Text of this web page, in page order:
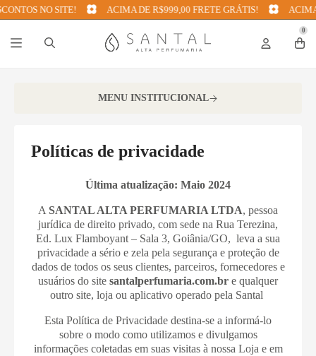
NO SITE! ACIMA DE R$999,00 FRETE GRÁTIS! ACIMA
0
MENU INSTITUCIONAL
Políticas de privacidade
Última atualização: Maio 2024
ASANTAL ALTA PERFUMARIA LTDA, pessoa
jurídica de direito privado, com sede na Rua Terezina,
Ed. Lux Flamboyant – Sala 3, Goiânia/GO, leva a sua
privacidade a sério e zela pela segurança e proteção de
dados de todos os seus clientes, parceiros, fornecedores e
usuários do site santalperfumaria.com.br e qualquer
outro site, loja ou aplicativo operado pela Santal
Esta Política de Privacidade destina-se a informá-lo
sobre o modo como utilizamos e divulgamos
informações coletadas em suas visitas à nossa Loja e em